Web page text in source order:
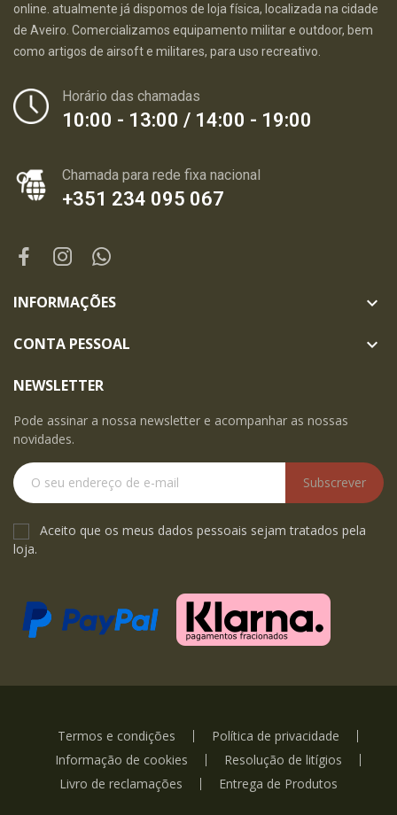
online. atualmente já dispomos de loja física, localizada na cidade
de Aveiro. Comercializamos equipamento militar e outdoor, bem
como artigos de airsoft e militares, para uso recreativo.
Horário das chamadas
10:00 - 13:00 / 14:00 - 19:00
Chamada para rede fixa nacional
+351 234 095 067
INFORMAÇÕES 
CONTA PESSOAL 
NEWSLETTER
Pode assinar a nossa newsletter e acompanhar as nossas
novidades.
Subscrever
Aceito que os meus dados pessoais sejam tratados pela
loja.
Termos e condições
Política de privacidade
Informação de cookies
Resolução de litígios
Livro de reclamações
Entrega de Produtos